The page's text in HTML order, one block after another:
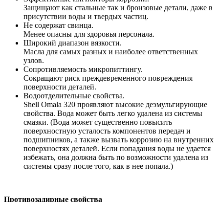
Защищают как стальные так и бронзовые детали, даже в
присутствии воды и твердых частиц.
Не содержат свинца.
Менее опасны для здоровья персонала.
Широкий диапазон вязкости.
Масла для самых разных и наиболее ответственных
узлов.
Сопротивляемость микропиттингу.
Сокращают риск преждевременного повреждения
поверхности деталей.
Водоотделительные свойства.
Shell Omala 320 проявляют высокие деэмульгирующие
свойства. Вода может быть легко удалена из системы
смазки. (Вода может существенно повысить
поверхностную усталость компонентов передач и
подшипников, а также вызвать коррозию на внутренних
поверхностях деталей. Если попадания воды не удается
избежать, она должна быть по возможности удалена из
системы сразу после того, как в нее попала.)
Противозадирные свойства